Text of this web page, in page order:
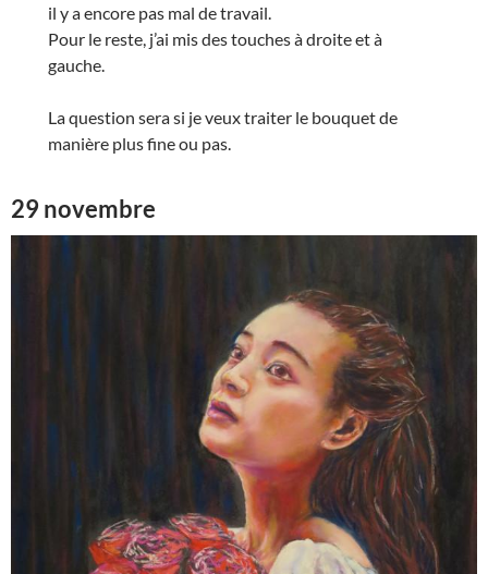
il y a encore pas mal de travail.
Pour le reste, j’ai mis des touches à droite et à
gauche.
La question sera si je veux traiter le bouquet de
manière plus fine ou pas.
29 novembre